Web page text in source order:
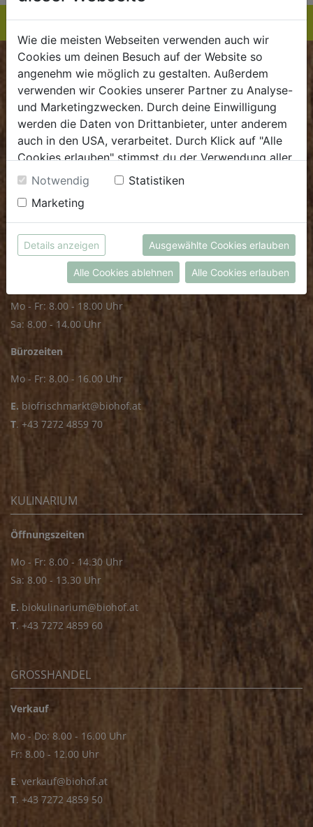
BIOKISTE
Kundenservice
Mo - Do: 8.00 - 16.00 Uhr
Fr: 8.00 - 15.00 Uhr
.dieBiokiste@biohof.at
.+43 7272 2597
FRISCHMARKT
Öffnungszeiten
Mo - Fr: 8.00 - 18.00 Uhr
Sa: 8.00 - 14.00 Uhr
Bürozeiten
Mo - Fr: 8.00 - 16.00 Uhr
E. biofrischmarkt@biohof.at
T. +43 7272 4859 70
KULINARIUM
Öffnungszeiten
Mo - Fr: 8.00 - 14.30 Uhr
Sa: 8.00 - 13.30 Uhr
E. biokulinarium@biohof.at
T. +43 7272 4859 60
GROSSHANDEL
Verkauf
Mo - Do: 8.00 - 16.00 Uhr
Fr: 8.00 - 12.00 Uhr
E. verkauf@biohof.at
T. +43 7272 4859 50
Wie die meisten Webseiten verwenden auch wir
Cookies um deinen Besuch auf der Website so
angenehm wie möglich zu gestalten. Außerdem
verwenden wir Cookies unserer Partner zu Analyse-
und Marketingzwecken. Durch deine Einwilligung
werden die Daten von Drittanbieter, unter anderem
auch in den USA, verarbeitet. Durch Klick auf "Alle
Cookies erlauben" stimmst du der Verwendung aller
Cookies zu. Unter "Details anzeigen" findest du alle
Infos zu den unterschiedlichen Cookies, du kannst
auch entscheiden, welche Cookies du erlauben
möchtest.
Weitere Informationen findest du in unserer
Datenschutzerklärung
bzw. imImpressum
Notwendig
Statistiken
Marketing
Details anzeigen Ausgewählte Cookies erlauben
Alle Cookies ablehnen Alle Cookies erlauben